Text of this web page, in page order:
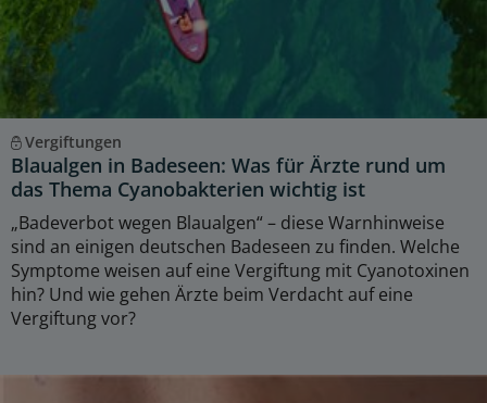
Vergiftungen
Blaualgen in Badeseen: Was für Ärzte rund um
das Thema Cyanobakterien wichtig ist
„Badeverbot wegen Blaualgen“ – diese Warnhinweise
sind an einigen deutschen Badeseen zu finden. Welche
Symptome weisen auf eine Vergiftung mit Cyanotoxinen
hin? Und wie gehen Ärzte beim Verdacht auf eine
Vergiftung vor?